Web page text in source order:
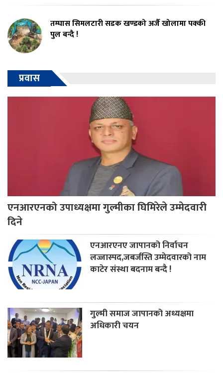
तम्घास सिमलटारी सडक खण्डको अर्जै खोलामा पक्की
पुल बन्दै !
प्रवास
एनआरएनको उपाध्यक्षमा गुल्मीका घिमिरेले उम्मेदवारी
दिने
एनआरएनए जापानको निर्वाचन
लज्जास्पद,जबर्जस्ति उम्मेदवारको नाम
काटेर संस्था बदनाम बन्दै !
गुल्मी समाज जापानको अध्यक्षमा
अधिकारी चयन